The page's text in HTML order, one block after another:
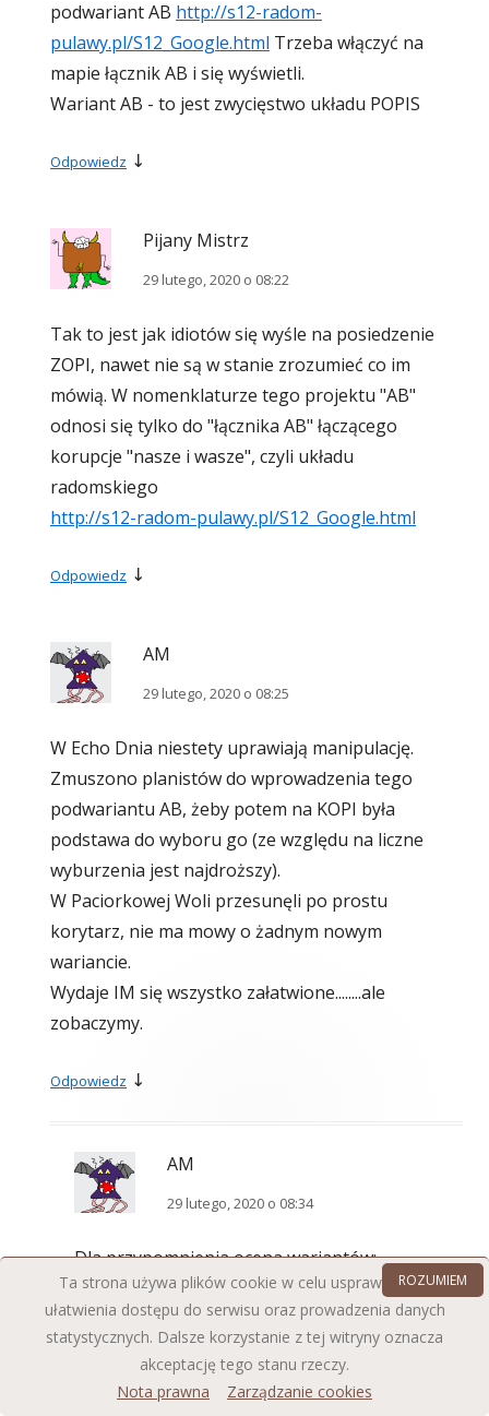
podwariant AB http://s12-radom-
pulawy.pl/S12_Google.html Trzeba włączyć na
mapie łącznik AB i się wyświetli.
Wariant AB - to jest zwycięstwo układu POPIS
Odpowiedz ↓
Pijany Mistrz
29 lutego, 2020 o 08:22
Tak to jest jak idiotów się wyśle na posiedzenie
ZOPI, nawet nie są w stanie zrozumieć co im
mówią. W nomenklaturze tego projektu "AB"
odnosi się tylko do "łącznika AB" łączącego
korupcje "nasze i wasze", czyli układu
radomskiego
http://s12-radom-pulawy.pl/S12_Google.html
Odpowiedz ↓
AM
29 lutego, 2020 o 08:25
W Echo Dnia niestety uprawiają manipulację.
Zmuszono planistów do wprowadzenia tego
podwariantu AB, żeby potem na KOPI była
podstawa do wyboru go (ze względu na liczne
wyburzenia jest najdroższy).
W Paciorkowej Woli przesunęli po prostu
korytarz, nie ma mowy o żadnym nowym
wariancie.
Wydaje IM się wszystko załatwione........ale
zobaczymy.
Odpowiedz ↓
AM
29 lutego, 2020 o 08:34
Dla przypomnienia ocena wariantów:
"AB" najniższa - a zostanie wybrana, takie tam
algorytmy
według niektórych "logarytmy"
1. miejsce wariant „B”- ocena 0,88
Ta strona używa plików cookie w celu usprawnienia i
ułatwienia dostępu do serwisu oraz prowadzenia danych
statystycznych. Dalsze korzystanie z tej witryny oznacza
akceptację tego stanu rzeczy.
Nota prawna
Zarządzanie cookies
ROZUMIEM